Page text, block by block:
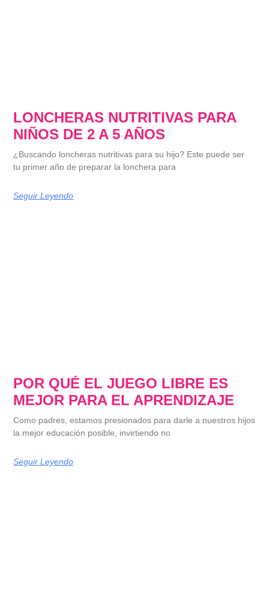
LONCHERAS NUTRITIVAS PARA
NIÑOS DE 2 A 5 AÑOS
¿Buscando loncheras nutritivas para su hijo? Este puede ser
tu primer año de preparar la lonchera para
Seguir Leyendo
POR QUÉ EL JUEGO LIBRE ES
MEJOR PARA EL APRENDIZAJE
Como padres, estamos presionados para darle a nuestros hijos
la mejor educación posible, invirtiendo no
Seguir Leyendo